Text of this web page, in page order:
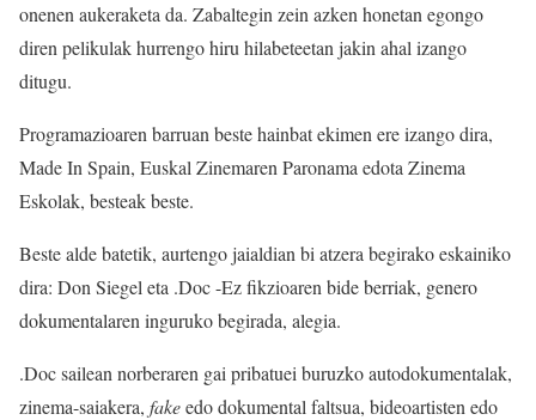
onenen aukeraketa da. Zabaltegin zein azken honetan egongo
diren pelikulak hurrengo hiru hilabeteetan jakin ahal izango
ditugu.
Programazioaren barruan beste hainbat ekimen ere izango dira,
Made In Spain, Euskal Zinemaren Paronama edota Zinema
Eskolak, besteak beste.
Beste alde batetik, aurtengo jaialdian bi atzera begirako eskainiko
dira: Don Siegel eta .Doc -Ez fikzioaren bide berriak, genero
dokumentalaren inguruko begirada, alegia.
.Doc sailean norberaren gai pribatuei buruzko autodokumentalak,
zinema-saiakera, fakeedo dokumental faltsua, bideoartisten edo